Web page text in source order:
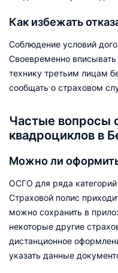
Как избежать
Соблюдение условий
Своевременно вписывать
технику третьим лицам
сообщать о страховом
Частые вопросы
квадроциклов в
Можно ли
ОСГО для ряда категорий
Страховой полис
можно сохранить в
некоторые другие
дистанционное
указать данные